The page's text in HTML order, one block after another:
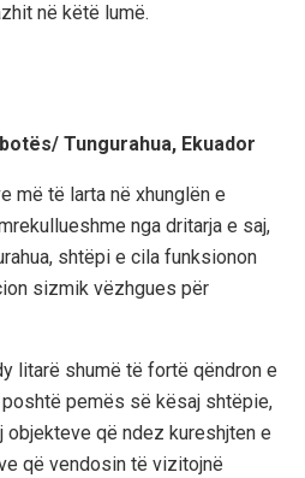
në këtë lumë.
Tungurahua, Ekuador
më të larta në xhunglën e
nga dritarja e saj,
shtëpi e cila funksionon
sizmik vëzhgues për
litarë shumë të fortë qëndron e
pemës së kësaj shtëpie,
objekteve që ndez kureshjten e
që vendosin të vizitojnë